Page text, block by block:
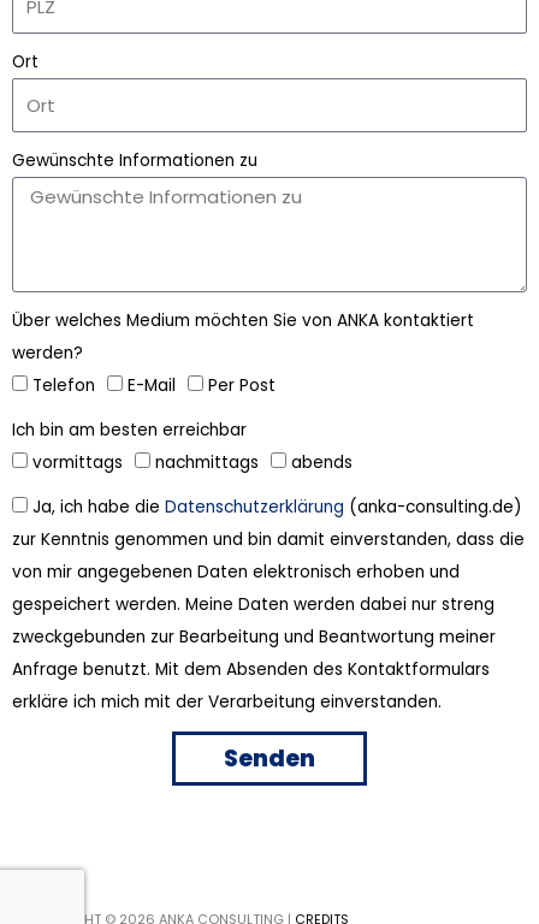
Ort
Gewünschte Informationen zu
Über welches Medium möchten Sie von ANKA kontaktiert
werden?
Telefon
E-Mail
Per Post
Ich bin am besten erreichbar
vormittags
nachmittags
abends
Ja, ich habe die Datenschutzerklärung (anka-consulting.de)
zur Kenntnis genommen und bin damit einverstanden, dass die
von mir angegebenen Daten elektronisch erhoben und
gespeichert werden. Meine Daten werden dabei nur streng
zweckgebunden zur Bearbeitung und Beantwortung meiner
Anfrage benutzt. Mit dem Absenden des Kontaktformulars
erkläre ich mich mit der Verarbeitung einverstanden.
Senden
COPYRIGHT © 2026 ANKA CONSULTING | CREDITS